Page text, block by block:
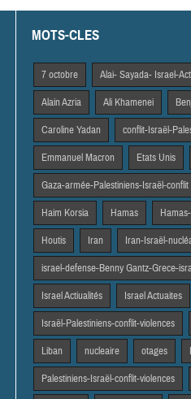
MOTS-CLES
7 octobre Alai- Sayada- Israel-
Alain Azria Ali Khamenei
Caroline Yadan conflit-Israël-
Emmanuel Macron Etats Unis
Gaza-armée-Palestiniens-Israël-conflit
Haim Korsia Hamas
Houtis Iran Iran-Israël-
israel-defense-Benny Gantz-Grece-
Israel Actiualités Israel Actuaites
Israël-Palestiniens-conflit-violences
Liban nucleaire otages
Palestiniens-Israël-conflit-violences